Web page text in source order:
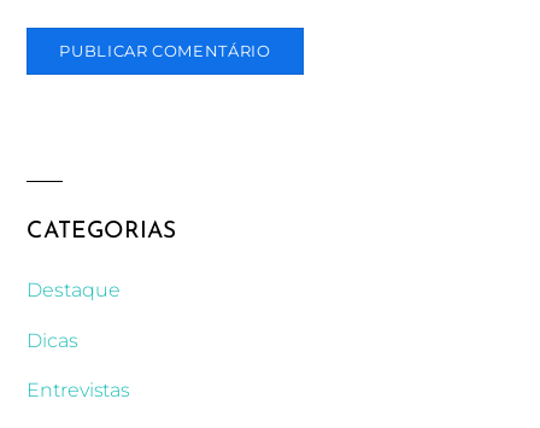
CATEGORIAS
Destaque
Dicas
Entrevistas